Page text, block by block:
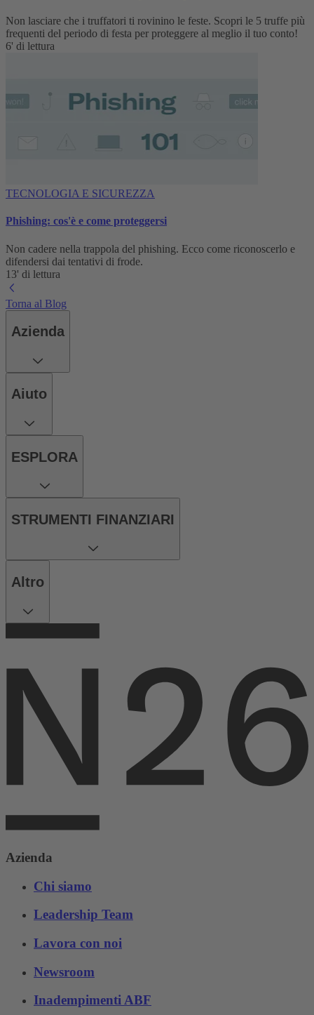
Non lasciare che i truffatori ti rovinino le feste. Scopri le 5 truffe più
frequenti del periodo di festa per proteggere al meglio il tuo conto!
6' di lettura
TECNOLOGIA E SICUREZZA
Phishing: cos'è e come proteggersi
Non cadere nella trappola del phishing. Ecco come riconoscerlo e
difendersi dai tentativi di frode.
13' di lettura
Torna al Blog
Azienda
Aiuto
ESPLORA
STRUMENTI FINANZIARI
Altro
Azienda
Chi siamo
Leadership Team
Lavora con noi
Newsroom
Inadempimenti ABF